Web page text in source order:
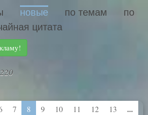
новые по темам
по
цитата
7 8 9 10 11 12 13 ...